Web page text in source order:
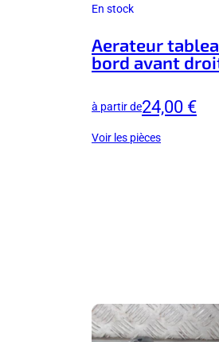
En stock
Aerateur
bord avant
à partir de24,00 €
Voir les pièces